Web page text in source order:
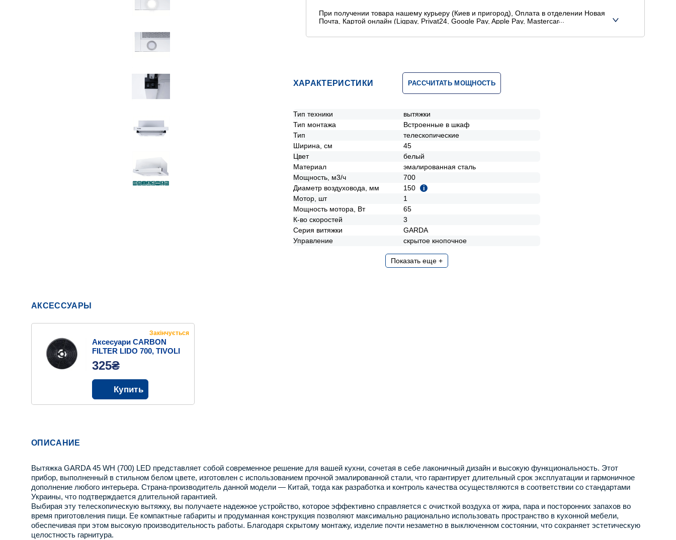
При получении товара нашему курьеру (Киев и пригород), Оплата в отделении Новая
Почта, Картой онлайн (Liqpay, Privat24, Google Pay, Apple Pay, Mastercard, Visa),
ХАРАКТЕРИСТИКИ РАССЧИТАТЬ МОЩНОСТЬ
Тип техники
вытяжки
Тип монтажа
Встроенные в шкаф
Тип
телескопические
Ширина, см
45
Цвет
белый
Материал
эмалированная сталь
Мощность, м3/ч
700
Диаметр воздуховода, мм
150 i
Мотор, шт
1
Мощность мотора, Вт
65
К-во скоростей
3
Серия витяжки
GARDA
Управление
скрытое кнопочное
Показать еще +
АКСЕССУАРЫ
Закінчується
Аксесуари СARBON
FILTER LIDO 700, TIVOLI
700
325₴
Купить
ОПИСАНИЕ
Вытяжка GARDA 45 WH (700) LED представляет собой современное решение для вашей кухни, сочетая в себе лаконичный дизайн и высокую функциональность. Этот
прибор, выполненный в стильном белом цвете, изготовлен с использованием прочной эмалированной стали, что гарантирует длительный срок эксплуатации и гармоничное
дополнение любого интерьера. Страна-производитель данной модели — Китай, тогда как разработка и контроль качества осуществляются в соответствии со стандартами
Украины, что подтверждается длительной гарантией.
Выбирая эту телескопическую вытяжку, вы получаете надежное устройство, которое эффективно справляется с очисткой воздуха от жира, пара и посторонних запахов во
время приготовления пищи. Ее компактные габариты и продуманная конструкция позволяют максимально рационально использовать пространство в кухонной мебели,
обеспечивая при этом высокую производительность работы. Благодаря скрытому монтажу, изделие почти незаметно в выключенном состоянии, что сохраняет эстетическую
целостность гарнитура.